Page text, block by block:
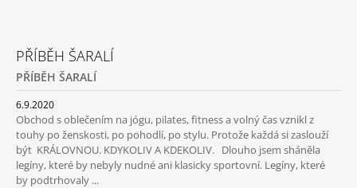
PŘÍBĚH ŠARALÍ
PŘÍBĚH ŠARALÍ
6.9.2020
Obchod s oblečením na jógu, pilates, fitness a volný čas vznikl z
touhy po ženskosti, po pohodlí, po stylu. Protože každá si zaslouží
být KRÁLOVNOU. KDYKOLIV A KDEKOLIV. Dlouho jsem sháněla
legíny, které by nebyly nudné ani klasicky sportovní. Legíny, které
by podtrhovaly ...